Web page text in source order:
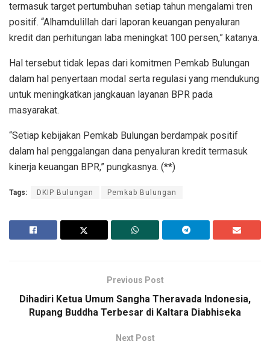
termasuk target pertumbuhan setiap tahun mengalami tren
positif. “Alhamdulillah dari laporan keuangan penyaluran
kredit dan perhitungan laba meningkat 100 persen,” katanya.
Hal tersebut tidak lepas dari komitmen Pemkab Bulungan
dalam hal penyertaan modal serta regulasi yang mendukung
untuk meningkatkan jangkauan layanan BPR pada
masyarakat.
“Setiap kebijakan Pemkab Bulungan berdampak positif
dalam hal penggalangan dana penyaluran kredit termasuk
kinerja keuangan BPR,” pungkasnya. (**)
Tags: DKIP Bulungan Pemkab Bulungan
Previous Post
Dihadiri Ketua Umum Sangha Theravada Indonesia,
Rupang Buddha Terbesar di Kaltara Diabhiseka
Next Post